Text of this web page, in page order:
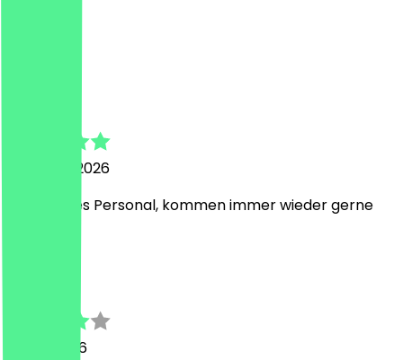
4. August 2026
Sehr nettes Personal, kommen immer wieder gerne
16. Juli 2026